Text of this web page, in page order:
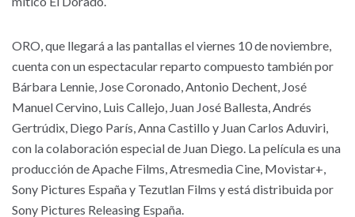
ORO, que llegará a las pantallas el viernes 10 de noviembre,
cuenta con un espectacular reparto compuesto también por
Bárbara Lennie, Jose Coronado, Antonio Dechent, José
Manuel Cervino, Luis Callejo, Juan José Ballesta, Andrés
Gertrúdix, Diego París, Anna Castillo y Juan Carlos Aduviri,
con la colaboración especial de Juan Diego. La película es una
producción de Apache Films, Atresmedia Cine, Movistar+,
Sony Pictures España y Tezutlan Films y está distribuida por
Sony Pictures Releasing España.